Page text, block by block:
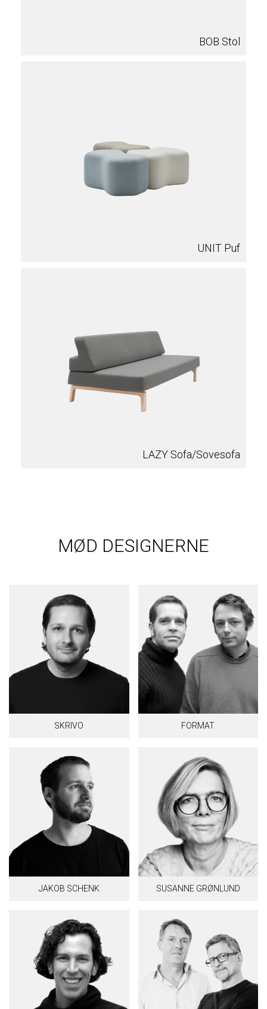
BOB Stol
UNIT Puf
LAZY Sofa/Sovesofa
MØD DESIGNERNE
SKRIVO FORMAT
JAKOB SCHENK SUSANNE GRØNLUND